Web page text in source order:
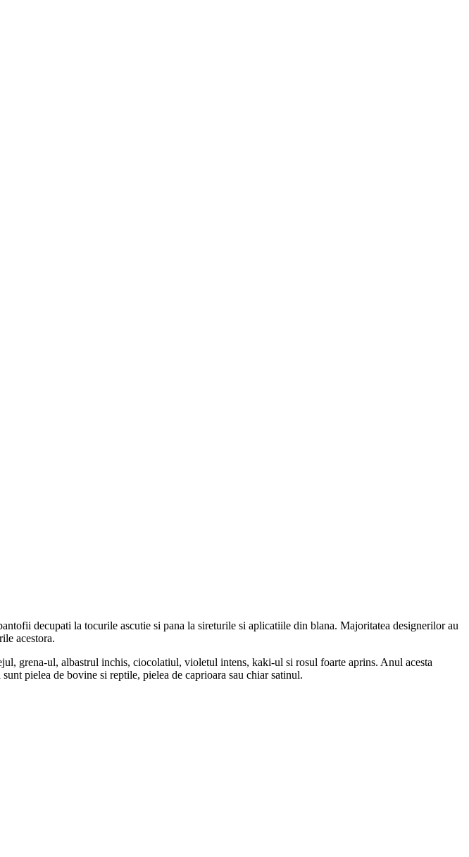
decupati la tocurile ascutie si pana la sireturile si aplicatiile din blana. Majoritatea designerilor au
acestora.
grena-ul, albastrul inchis, ciocolatiul, violetul intens, kaki-ul si rosul foarte aprins. Anul acesta
pielea de bovine si reptile, pielea de caprioara sau chiar satinul.